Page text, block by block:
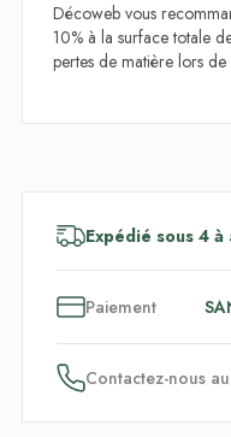
Décoweb vous
10% à la surface totale
pertes de matière lors de
Expédié sous 4
Paiement
Contactez-nous au